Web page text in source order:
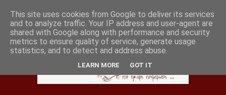
This site uses cookies from Google to deliver its services
and to analyze traffic. Your IP address and user-agent are
shared with Google along with performance and security
metrics to ensure quality of service, generate usage
statistics, and to detect and address abuse.
LEARN MORE GOT IT